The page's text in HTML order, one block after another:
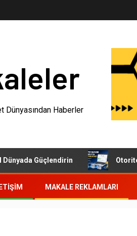
Dünyasından Haberler
Güçlendirin Otoriter
MAKALE REKLAMLARI